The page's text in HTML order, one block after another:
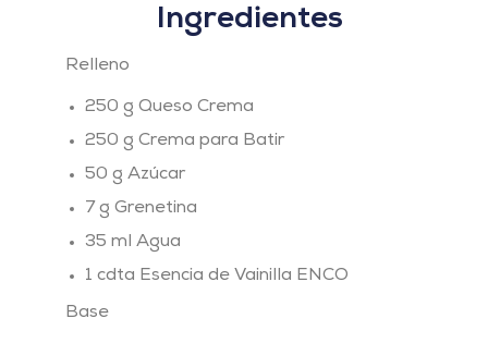
Ingredientes
Relleno
250 g Queso Crema
250 g Crema para Batir
50 g Azúcar
7 g Grenetina
35 ml Agua
1 cdta Esencia de Vainilla ENCO
Base